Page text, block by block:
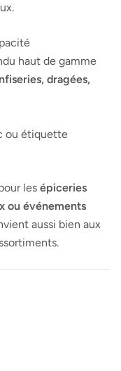
haut de gamme
dragées,
ou étiquette
les épiceries
ou événements
aussi bien aux